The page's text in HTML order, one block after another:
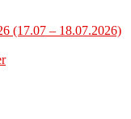
(17.07 – 18.07.2026)